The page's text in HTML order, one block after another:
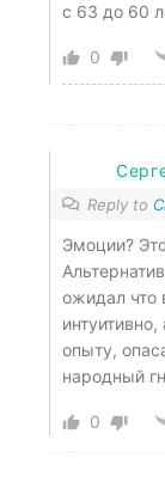
с 63 до 60
0
Reply to
Эмоции?
ожидал что
опыту,
народный
0